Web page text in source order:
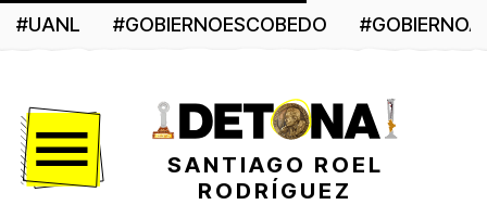
#UANL #GOBIERNOESCOBEDO
SANTIAGO ROEL
RODRÍGUEZ